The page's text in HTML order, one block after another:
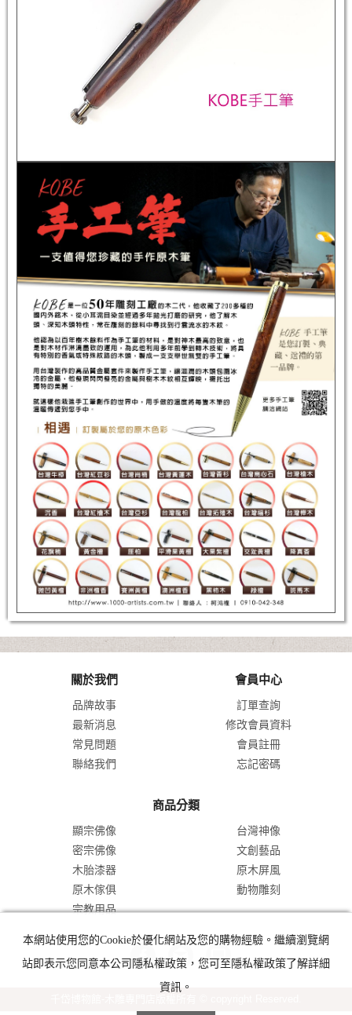
關於我們
品牌故事
最新消息
常見問題
聯絡我們
會員中心
訂單查詢
修改會員資料
會員註冊
忘記密碼
商品分類
顯宗佛像
台灣神像
密宗佛像
文創藝品
木胎漆器
原木屏風
原木傢俱
動物雕刻
宗教用品
本網站使用您的Cookie於優化網站及您的購物經驗。繼續瀏覽網
站即表示您同意本公司隱私權政策，您可至隱私權政策了解詳細
資訊。